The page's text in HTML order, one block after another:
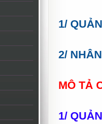
1/
2/
MÔ TẢ
1/